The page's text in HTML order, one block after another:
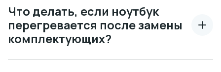
Что делать, если ноутбук
перегревается после замены
комплектующих?